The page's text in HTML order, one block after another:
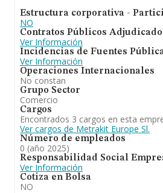
Estructura corporativa -
NO
Contratos Públicos
Ver Información
Incidencias de Fuentes
Ver Información
Operaciones Internacionales
No constan
Grupo Sector
Comercio
Cargos
Encontrados 3 cargos en esta
Ver cargos de Metrakit Europe Sl.
Número de empleados
0 (año 2025)
Responsabilidad Social
Ver Información
Cotiza en Bolsa
NO